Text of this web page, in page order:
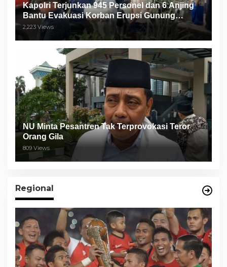
Kapolri Terjunkan 945 Personel dan 6 Anjing
Bantu Evakuasi Korban Erupsi Gunung
Semeru
2,223 Views
NU Minta Pesantren Tak Terprovokasi Teror
Orang Gila
809 Views
Regional